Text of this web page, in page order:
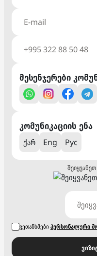
მესენჯერები
კომუნიკაციის ენა
ქარ Eng Рус
ვეთანხმებიპერსონალური